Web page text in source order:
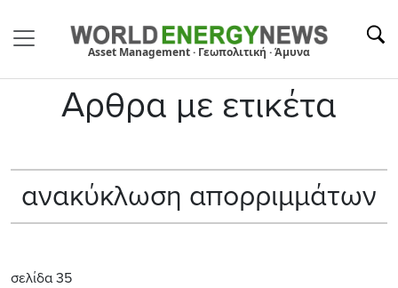
Asset Management · Γεωπολιτική · Άμυνα
Αρθρα με ετικέτα
ανακύκλωση απορριμμάτων
σελίδα 35